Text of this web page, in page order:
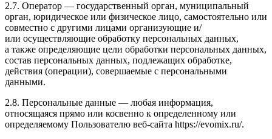
2.7. Оператор — государственный орган, муниципальный
орган, юридическое или физическое лицо, самостоятельно или
совместно с другими лицами организующие и/
или осуществляющие обработку персональных данных,
а также определяющие цели обработки персональных данных,
состав персональных данных, подлежащих обработке,
действия (операции), совершаемые с персональными
данными.
2.8. Персональные данные — любая информация,
относящаяся прямо или косвенно к определенному или
определяемому Пользователю веб-сайта https://evomix.ru/.